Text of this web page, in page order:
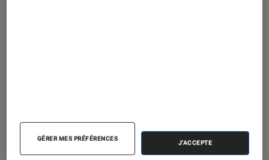
Dimensions & poids
GÉRER MES PRÉFÉRENCES
J'ACCEPTE